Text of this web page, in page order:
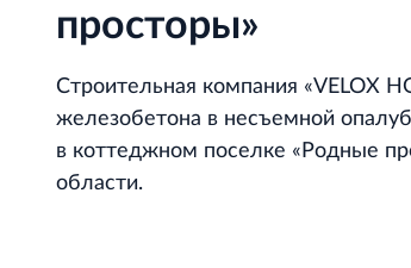
просторы»
Строительная компания «VELOX
железобетона в несъемной
в коттеджном поселке «Родные
области.